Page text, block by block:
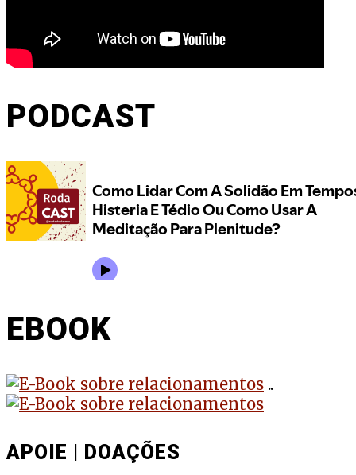
PODCAST
EBOOK
..
APOIE | DOAÇÕES